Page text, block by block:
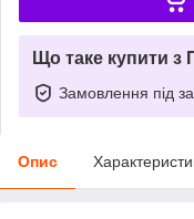
Що таке купити з
Замовлення під
Опис